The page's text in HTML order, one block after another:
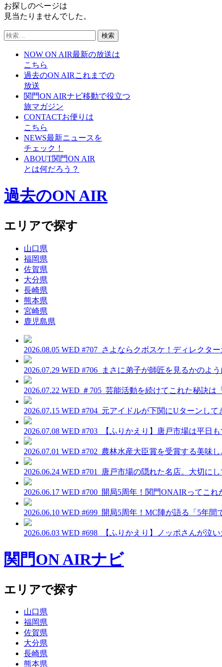
お探しのページは
見当たりませんでした。
検
NOW ON AIR最新の放送は
こちら
過去のON AIR これまでの
放送
関門ON AIRナビ移動で役立つ
旅マガジン
CONTACTお便りは
こちら
NEWS最新ニュースを
チェック！
ABOUT関門ON AIR
とは何だろう？
過去のON AIR
エリアで探す
山口県
福岡県
佐賀県
大分県
長崎県
熊本県
宮崎県
鹿児島県
2026.08.05 WED #707_さよならクボスケ！ディレクタ
2026.07.29 WED #706_まさに弟子が師匠を見るかのよ
2026.07.22 WED ＃705_芸能活動を続けてこれた秘訣
2026.07.15 WED #704_元アイドルが下関にUターンし
2026.07.08 WED #703_【ふりかえり】唐戸市場は平日
2026.07.01 WED #702_農林水産大臣賞を受賞する美
2026.06.24 WED #701_唐戸市場の隠れた名店。大切
2026.06.17 WED #700_開局5周年！関門ONAIRってこ
2026.06.10 WED #699_開局5周年！MC陣が語る「5年
2026.06.03 WED #698_【ふりかえり】ノッポさんが泣
関門ON AIRナビ
エリアで探す
山口県
福岡県
佐賀県
大分県
長崎県
熊本県